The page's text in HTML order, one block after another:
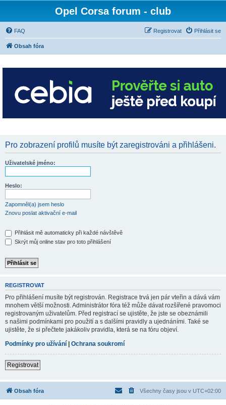
Opel Corsa forum - club
FAQ Přihlásit se
Registrovat
Obsah fóra
Pro zobrazení profilů musíte být zaregistrováni a přihlášeni.
Uživatelské jméno:
Heslo:
Zapomněl(a) jsem heslo
Znovu poslat aktivační e-mail
Přihlásit mě automaticky při každé návštěvě
Skrýt můj online stav pro toto přihlášení
REGISTROVAT
Pro přihlášení musíte být registrován. Registrace trvá jen pár vteřin a dává vám
mnohem větší možnosti. Administrátor fóra též může dávat rozšířené pravomoci
registrovaným uživatelům. Před registrací se ujistěte, že jste se obeznámili
s našimi podmínkami pro použití a s dalšími pravidly a ujednáními. Také se
ujistěte, že si přečtete jakákoliv pravidla, která se na fóru objeví.
Podmínky pro užívání | Ochrana soukromí
Registrovat
Obsah fóra Všechny časy jsou v UTC+02:00